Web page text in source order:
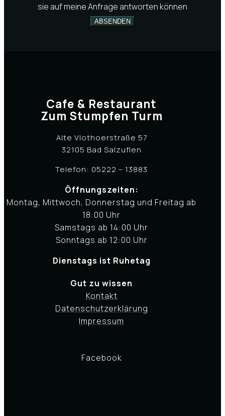
sie auf meine Anfrage antworten können
ABSENDEN
Cafe & Restaurant
Zum Stumpfen Turm
Alte Vlothoerstraße 57
32105 Bad Salzuflen
Telefon: 05222 – 13883
Öffnungszeiten:
Montag, Mittwoch, Donnerstag und Freitag ab
18:00 Uhr
Samstags ab 14:00 Uhr
Sonntags ab 12:00 Uhr
Dienstags ist Ruhetag
Gut zu wissen
Kontakt
Datenschutzerklärung
Impressum
Facebook